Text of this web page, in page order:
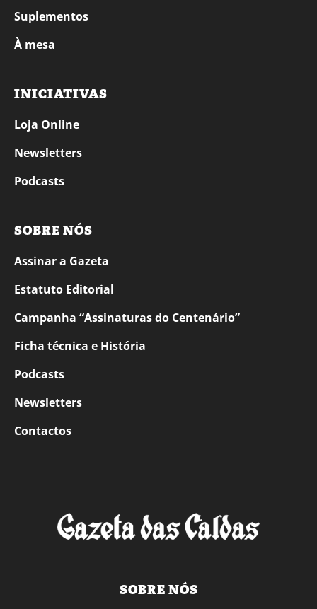
Suplementos
À mesa
INICIATIVAS
Loja Online
Newsletters
Podcasts
SOBRE NÓS
Assinar a Gazeta
Estatuto Editorial
Campanha “Assinaturas do Centenário”
Ficha técnica e História
Podcasts
Newsletters
Contactos
SOBRE NÓS